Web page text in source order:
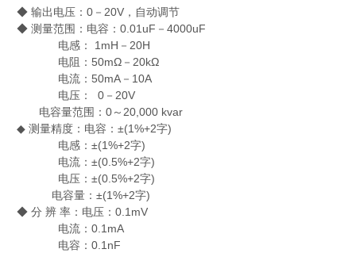
◆ 输出电压：0－20V，自动调节
◆ 测量范围：电容：0.01uF－4000uF
电感： 1mH－20H
电阻：50mΩ－20kΩ
电流：50mA－10A
电压： 0－20V
电容量范围：0～20,000 kvar
◆ 测量精度：电容：±(1%+2字)
电感：±(1%+2字)
电流：±(0.5%+2字)
电压：±(0.5%+2字)
电容量：±(1%+2字)
◆ 分 辨 率：电压：0.1mV
电流：0.1mA
电容：0.1nF